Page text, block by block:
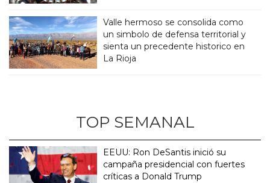
Valle hermoso se consolida como
un simbolo de defensa territorial y
sienta un precedente historico en
La Rioja
TOP SEMANAL
EEUU: Ron DeSantis inició su
campaña presidencial con fuertes
críticas a Donald Trump